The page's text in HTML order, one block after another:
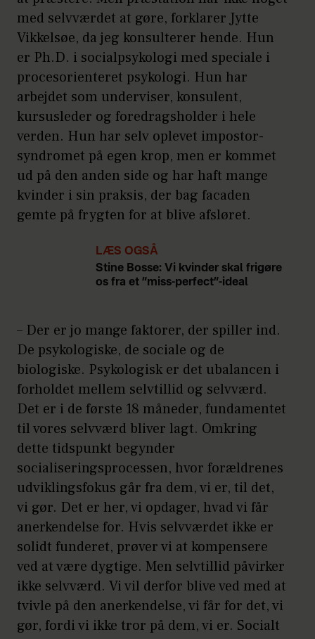
med selvværdet at gøre, forklarer Jytte
Vikkelsøe, da jeg konsulterer hende. Hun
er Ph.D. i socialpsykologi med speciale i
procesorienteret psykologi. Hun har
arbejdet som underviser, konsulent,
kursusleder og foredragsholder i hele
verden. Hun har selv oplevet impostor-
syndromet på egen krop, men er kommet
ud på den anden side og har haft mange
kvinder i sin praksis, der bag facaden
gemte på frygten for at blive afsløret.
LÆS OGSÅ
Stine Bosse: Vi kvinder skal frigøre
os fra et ”miss-perfect”-ideal
– Der er jo mange faktorer, der spiller ind.
De psykologiske, de sociale og de
biologiske. Psykologisk er det ubalancen i
forholdet mellem selvtillid og selvværd.
Det er i de første 18 måneder, fundamentet
til vores selvværd bliver lagt. Omkring
dette tidspunkt begynder
socialiseringsprocessen, hvor forældrenes
udviklingsfokus går fra dem, vi er, til det,
vi gør. Det er her, vi opdager, hvad vi får
anerkendelse for. Hvis selvværdet ikke er
solidt funderet, prøver vi at kompensere
ved at være dygtige. Men selvtillid påvirker
ikke selvværd. Vi vil derfor blive ved med at
tvivle på den anerkendelse, vi får for det, vi
gør, fordi vi ikke tror på dem, vi er. Socialt